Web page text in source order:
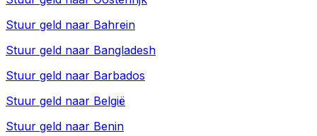
Stuur geld naar Bahrein
Stuur geld naar Bangladesh
Stuur geld naar Barbados
Stuur geld naar België
Stuur geld naar Benin